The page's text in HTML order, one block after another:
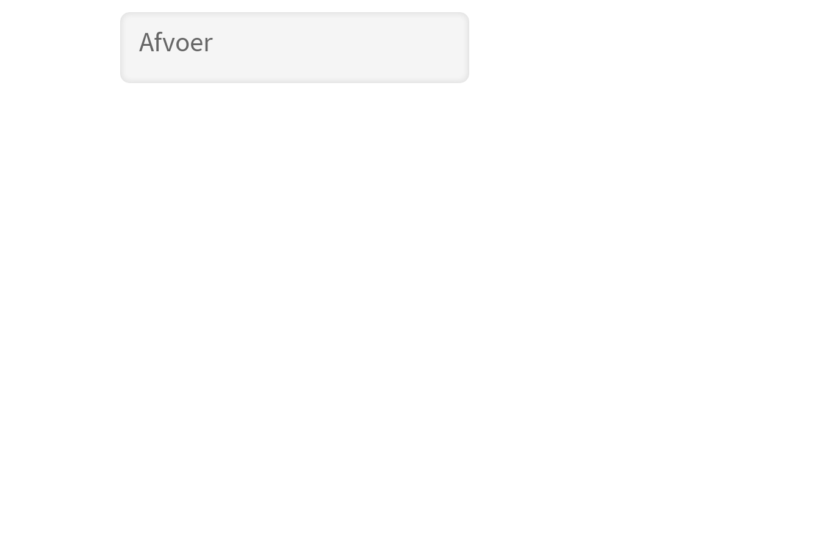
Afvoer